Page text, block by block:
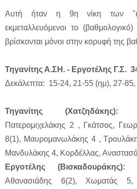
Αυτή ήταν η 9η νίκη των
εκμεταλλευόμενοι το
βρίσκονται μόνοι στην κορυφή της
Τηγανίτης Α.ΣΗ. - Εργοτέλης Γ.Σ.
Δεκάλεπτα: 15-24, 21-55 (ημ), 27-
Τηγανίτης (Χατζηδάκης):
Πατερομιχελάκης 2 , Γκάτσος,
8(1), Μαυρομανωλάκης 4 ,
Μανδυλάκης 4, Κορδέλλας,
Εργοτέλης (Βισκαδουράκης):
Αθανασιάδης 6(2), Χωματάς 5,